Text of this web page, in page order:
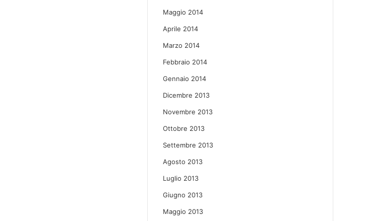
Maggio 2014
Aprile 2014
Marzo 2014
Febbraio 2014
Gennaio 2014
Dicembre 2013
Novembre 2013
Ottobre 2013
Settembre 2013
Agosto 2013
Luglio 2013
Giugno 2013
Maggio 2013